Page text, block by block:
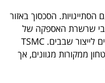
הסכסוך באזור
שרשרת האספקה של
חומרים כמו הליום ומימן, הנדרשים לייצור שבבים. TSMC
ממקורות מגוונים, אך